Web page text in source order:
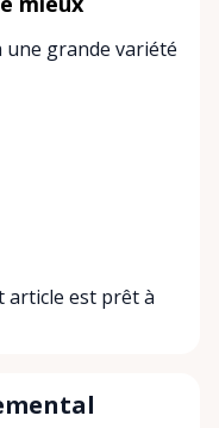
une grande variété
article est prêt à